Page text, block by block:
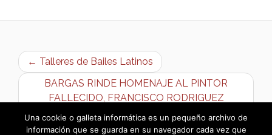
← Talleres de Bailes Latinos
BARGAS RINDE HOMENAJE AL PINTOR
FALLECIDO, FRANCISCO RODRIGUEZ
ANDRADE →
Una cookie o galleta informática es un pequeño archivo de
información que se guarda en su navegador cada vez que